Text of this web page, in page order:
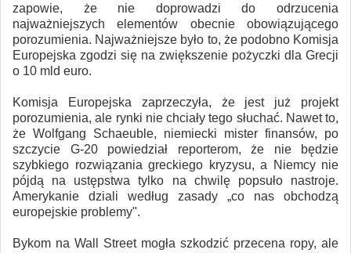
zapowie, że nie doprowadzi do odrzucenia
najważniejszych elementów obecnie obowiązującego
porozumienia. Najważniejsze było to, że podobno Komisja
Europejska zgodzi się na zwiększenie pożyczki dla Grecji
o 10 mld euro.
Komisja Europejska zaprzeczyła, że jest już projekt
porozumienia, ale rynki nie chciały tego słuchać. Nawet to,
że Wolfgang Schaeuble, niemiecki mister finansów, po
szczycie G-20 powiedział reporterom, że nie będzie
szybkiego rozwiązania greckiego kryzysu, a Niemcy nie
pójdą na ustępstwa tylko na chwilę popsuło nastroje.
Amerykanie dziali według zasady „co nas obchodzą
europejskie problemy".
Bykom na Wall Street mogła szkodzić przecena ropy, ale